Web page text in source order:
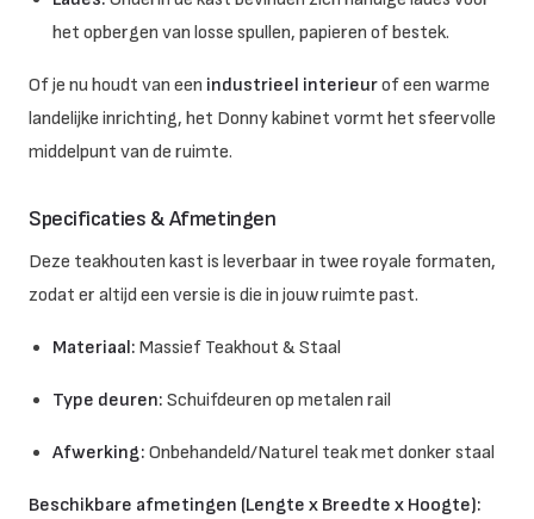
het opbergen van losse spullen, papieren of bestek.
Of je nu houdt van een industrieel interieurof een warme
landelijke inrichting, het Donny kabinet vormt het sfeervolle
middelpunt van de ruimte.
Specificaties & Afmetingen
Deze teakhouten kast is leverbaar in twee royale formaten,
zodat er altijd een versie is die in jouw ruimte past.
Materiaal: Massief Teakhout & Staal
Type deuren: Schuifdeuren op metalen rail
Afwerking: Onbehandeld/Naturel teak met donker staal
Beschikbare afmetingen (Lengte x Breedte x Hoogte):